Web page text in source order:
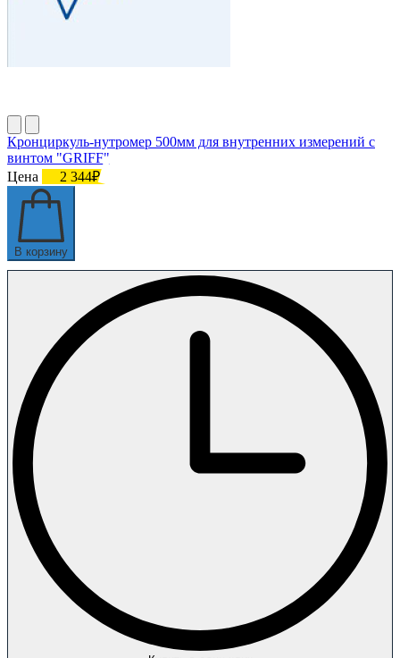
Кронциркуль-нутромер 500мм для внутренних измерений с
винтом "GRIFF"
Цена
2 344₽
В корзину